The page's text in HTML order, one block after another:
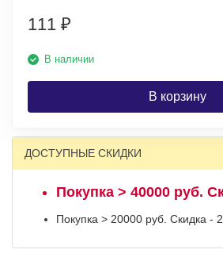
111 ₽
В наличии
В корзину
ДОСТУПНЫЕ СКИДКИ
Покупка > 40000 руб.
Покупка > 20000 руб. Скидка -